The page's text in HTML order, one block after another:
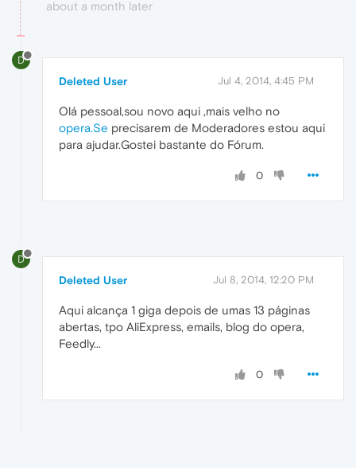
about a month later
D
Deleted User Jul 4, 2014, 4:45 PM
Olá pessoal,sou novo aqui ,mais velho no
opera.Se precisarem de Moderadores estou aqui
para ajudar.Gostei bastante do Fórum.
0
D
Deleted User Jul 8, 2014, 12:20 PM
Aqui alcança 1 giga depois de umas 13 páginas
abertas, tpo AliExpress, emails, blog do opera,
Feedly...
0